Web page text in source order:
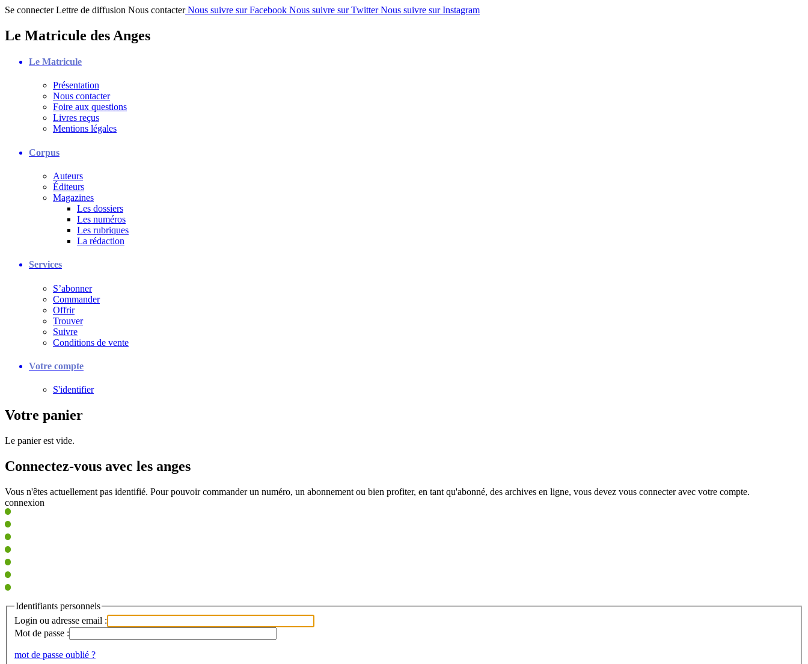
Se connecter Lettre de diffusion Nous contacter Nous suivre sur Facebook Nous suivre sur Twitter Nous suivre sur Instagram
Le Matricule des Anges
Le Matricule
Présentation
Nous contacter
Foire aux questions
Livres reçus
Mentions légales
Corpus
Auteurs
Éditeurs
Magazines
Les dossiers
Les numéros
Les rubriques
La rédaction
Services
S’abonner
Commander
Offrir
Trouver
Suivre
Conditions de vente
Votre compte
S'identifier
Votre panier
Le panier est vide.
Connectez-vous avec les anges
Vous n'êtes actuellement pas identifié. Pour pouvoir commander un numéro, un abonnement ou bien profiter, en tant qu'abonné, des archives en ligne, vous devez vous connecter avec votre compte.
connexion
Identifiants personnels
Login ou adresse email :
Mot de passe :
mot de passe oublié ?